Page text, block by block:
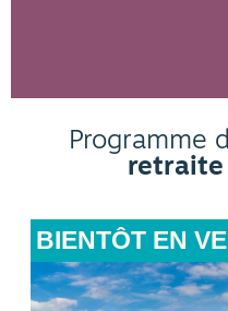
Programme
retraite
BIENTÔT EN